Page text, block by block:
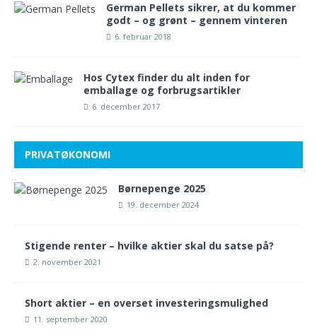
German Pellets sikrer, at du kommer
godt – og grønt – gennem vinteren
6. februar 2018
Hos Cytex finder du alt inden for
emballage og forbrugsartikler
6. december 2017
PRIVATØKONOMI
Børnepenge 2025
19. december 2024
Stigende renter – hvilke aktier skal du satse på?
2. november 2021
Short aktier – en overset investeringsmulighed
11. september 2020